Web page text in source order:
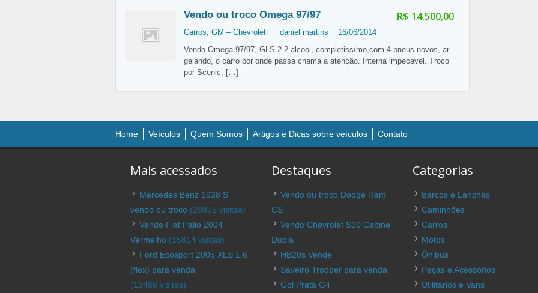
R$ 14.500,00
Vendo ou troco Omega 97/97
Carros, GM – Chevrolet daniel martins
16/06/2014
Vendo Omega 97/97, GLS 2.2 alcool, completissímo,com 4 pneus novos, ar
gelando, o carro por onde passa chama a atenção. Interna impecavel. Troco
por Scenic, […]
Home Veículos Quem Somos Artigos e Dicas sobre veículos Contato
Mais acessados
Mercedes Benz 1938 S
vendo ou troco (20875 visitas)
Vende Fiat Palio 2004
Vermelho (15814 visitas)
Ford Ecosport 2005 XLS 1.6
(flex) para venda
(13486 visitas)
Destaques
Vendo ou troco Dodge Ram
CS
Vendo Chevrolet S10 Cabine
Dupla
HB20s Vende
Saveiro Trooper para venda
Gol Prata G4
Categorias
Barcos e Lanchas
Caminhões
Carros
Motos
Ônibus
Peças e Acessórios
Utilitários e Vans